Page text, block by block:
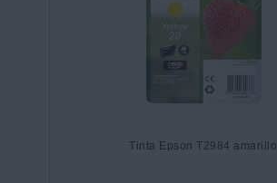
Tinta Epson T2984 amarillo